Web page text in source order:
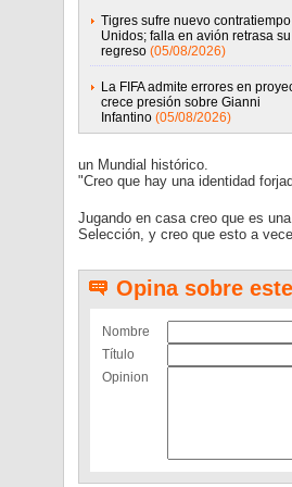
Tigres sufre nuevo
Unidos; falla en avión retrasa su
regreso (05/08/2026)
La FIFA admite errores en
crece presión sobre Gianni
Infantino (05/08/2026)
un Mundial histórico.
"Creo que hay una identidad
Jugando en casa creo que es
Selección, y creo que esto a
Opina sobre
Nombre
Título
Opinion